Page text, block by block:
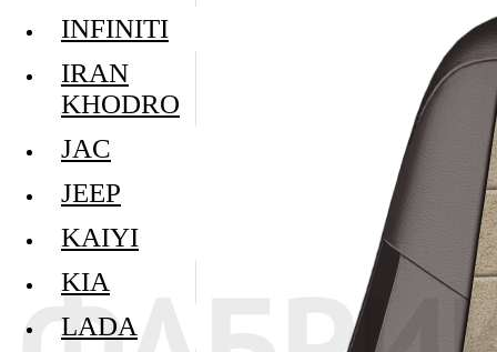
INFINITI
IRAN
KHODRO
JAC
JEEP
KAIYI
KIA
LADA